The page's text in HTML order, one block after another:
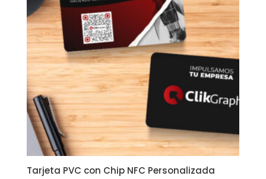
Tarjeta PVC con Chip NFC Personalizada